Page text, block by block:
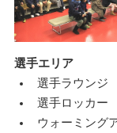
選手エリア
選手ラウンジ
選手ロッカー
ウォーミング